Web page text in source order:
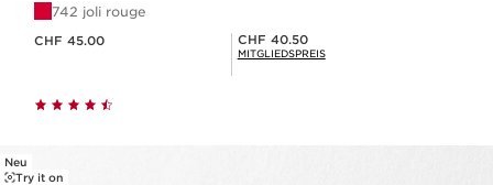
742 joli rouge
CHF 45.00 Mitgliederpreis CHF 40.50
CHF 40.50
MITGLIEDSPREIS
Neu
Try it on